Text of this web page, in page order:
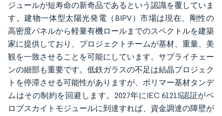
ジュールが短寿命の新奇品であるという認識を覆していま
す。建物一体型太陽光発電（BIPV）市場は現在、剛性の
高密度パネルから軽量有機ロールまでのスペクトルを建築
家に提供しており、プロジェクトチームが基材、重量、美
観を一致させることを可能にしています。サプライチェー
ンの細部も重要です。低鉄ガラスの不足は結晶プロジェク
トを停滞させる可能性がありますが、ポリマー基材タンデ
ムはその制約を回避します。2027年にIEC 61215認証がペ
ロブスカイトモジュールに到達すれば、資金調達の障壁が